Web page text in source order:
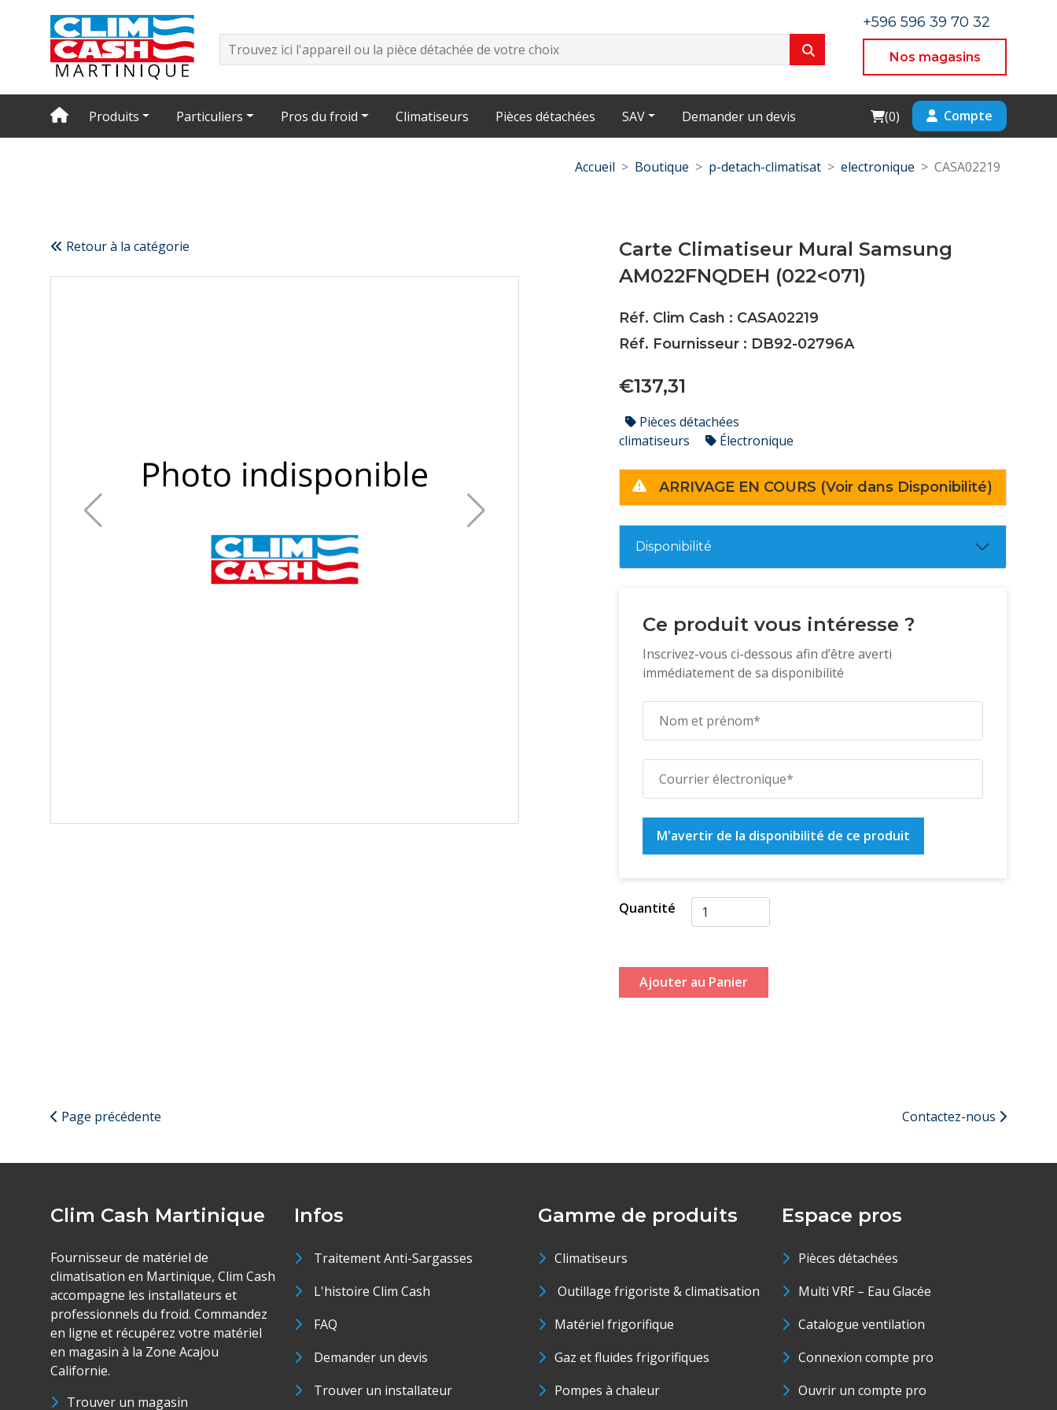
+596 596 39 70 32
Nos magasins
Produits Particuliers Pros du froid Climatiseurs Pièces détachées SAV Demander un devis Cart
(0) Compte
Accueil Boutique p-detach-climatisat electronique CASA02219
Retour à la catégorie
Carte Climatiseur Mural Samsung
AM022FNQDEH (022<071)
Réf. Clim Cash : CASA02219
Réf. Fournisseur : DB92-02796A
€137,31
Pièces détachées
climatiseurs
Électronique
ARRIVAGE EN COURS (Voir dans Disponibilité)
Disponibilité
Ce produit vous intéresse ?
Inscrivez-vous ci-dessous afin d’être averti
immédiatement de sa disponibilité
M'avertir de la disponibilité de ce produit
Quantité
Ajouter au Panier
Page précédente Contactez-nous
Clim Cash Martinique
Fournisseur de matériel de
climatisation en Martinique, Clim Cash
accompagne les installateurs et
professionnels du froid. Commandez
en ligne et récupérez votre matériel
en magasin à la Zone Acajou
Californie.
Trouver un magasin
Infos
Traitement Anti-Sargasses
L'histoire Clim Cash
FAQ
Demander un devis
Trouver un installateur
Gamme de produits
Climatiseurs
Outillage frigoriste & climatisation
Matériel frigorifique
Gaz et fluides frigorifiques
Pompes à chaleur
Espace pros
Pièces détachées
Multi VRF – Eau Glacée
Catalogue ventilation
Connexion compte pro
Ouvrir un compte pro